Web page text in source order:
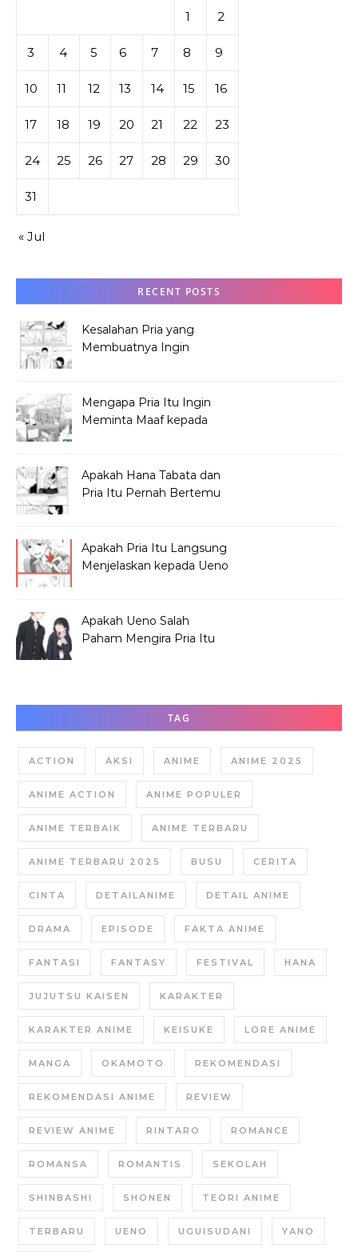
1 2
3 4 5 6 7 8 9
10 11 12 13 14 15 16
17 18 19 20 21 22 23
24 25 26 27 28 29 30
31
« Jul
RECENT POSTS
Kesalahan Pria yang
Membuatnya Ingin
Mengapa Pria Itu Ingin
Meminta Maaf kepada
Apakah Hana Tabata dan
Pria Itu Pernah Bertemu
Apakah Pria Itu Langsung
Menjelaskan kepada Ueno
Apakah Ueno Salah
Paham Mengira Pria Itu
TAG
ACTION AKSI ANIME ANIME 2025
ANIME ACTION ANIME POPULER
ANIME TERBAIK ANIME TERBARU
ANIME TERBARU 2025 BUSU CERITA
CINTA DETAILANIME DETAIL ANIME
DRAMA EPISODE FAKTA ANIME
FANTASI FANTASY FESTIVAL HANA
JUJUTSU KAISEN KARAKTER
KARAKTER ANIME KEISUKE LORE ANIME
MANGA OKAMOTO REKOMENDASI
REKOMENDASI ANIME REVIEW
REVIEW ANIME RINTARO ROMANCE
ROMANSA ROMANTIS SEKOLAH
SHINBASHI SHONEN TEORI ANIME
TERBARU UENO UGUISUDANI YANO